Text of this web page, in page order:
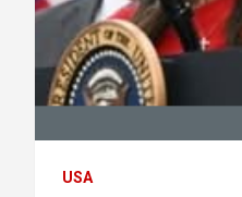
USA